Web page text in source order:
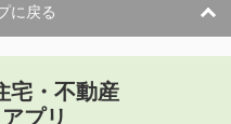
に戻る
宅・不動産
アプリ